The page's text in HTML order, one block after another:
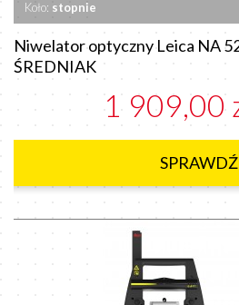
Koło: stopnie
Niwelator optyczny Leica NA
ŚREDNIAK
1 909,00
SPRAWDŹ